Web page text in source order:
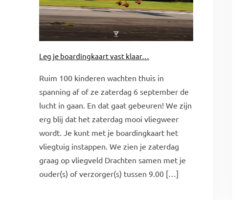
Leg je boardingkaart vast klaar…
Ruim 100 kinderen wachten thuis in
spanning af of ze zaterdag 6 september de
lucht in gaan. En dat gaat gebeuren! We zijn
erg blij dat het zaterdag mooi vliegweer
wordt. Je kunt met je boardingkaart het
vliegtuig instappen. We zien je zaterdag
graag op vliegveld Drachten samen met je
ouder(s) of verzorger(s) tussen 9.00 […]